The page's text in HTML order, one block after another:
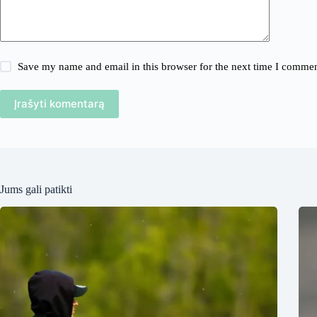
Save my name and email in this browser for the next time I
Įrašyti komentarą
Jums gali patikti